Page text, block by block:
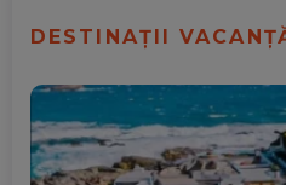
DESTINAȚII